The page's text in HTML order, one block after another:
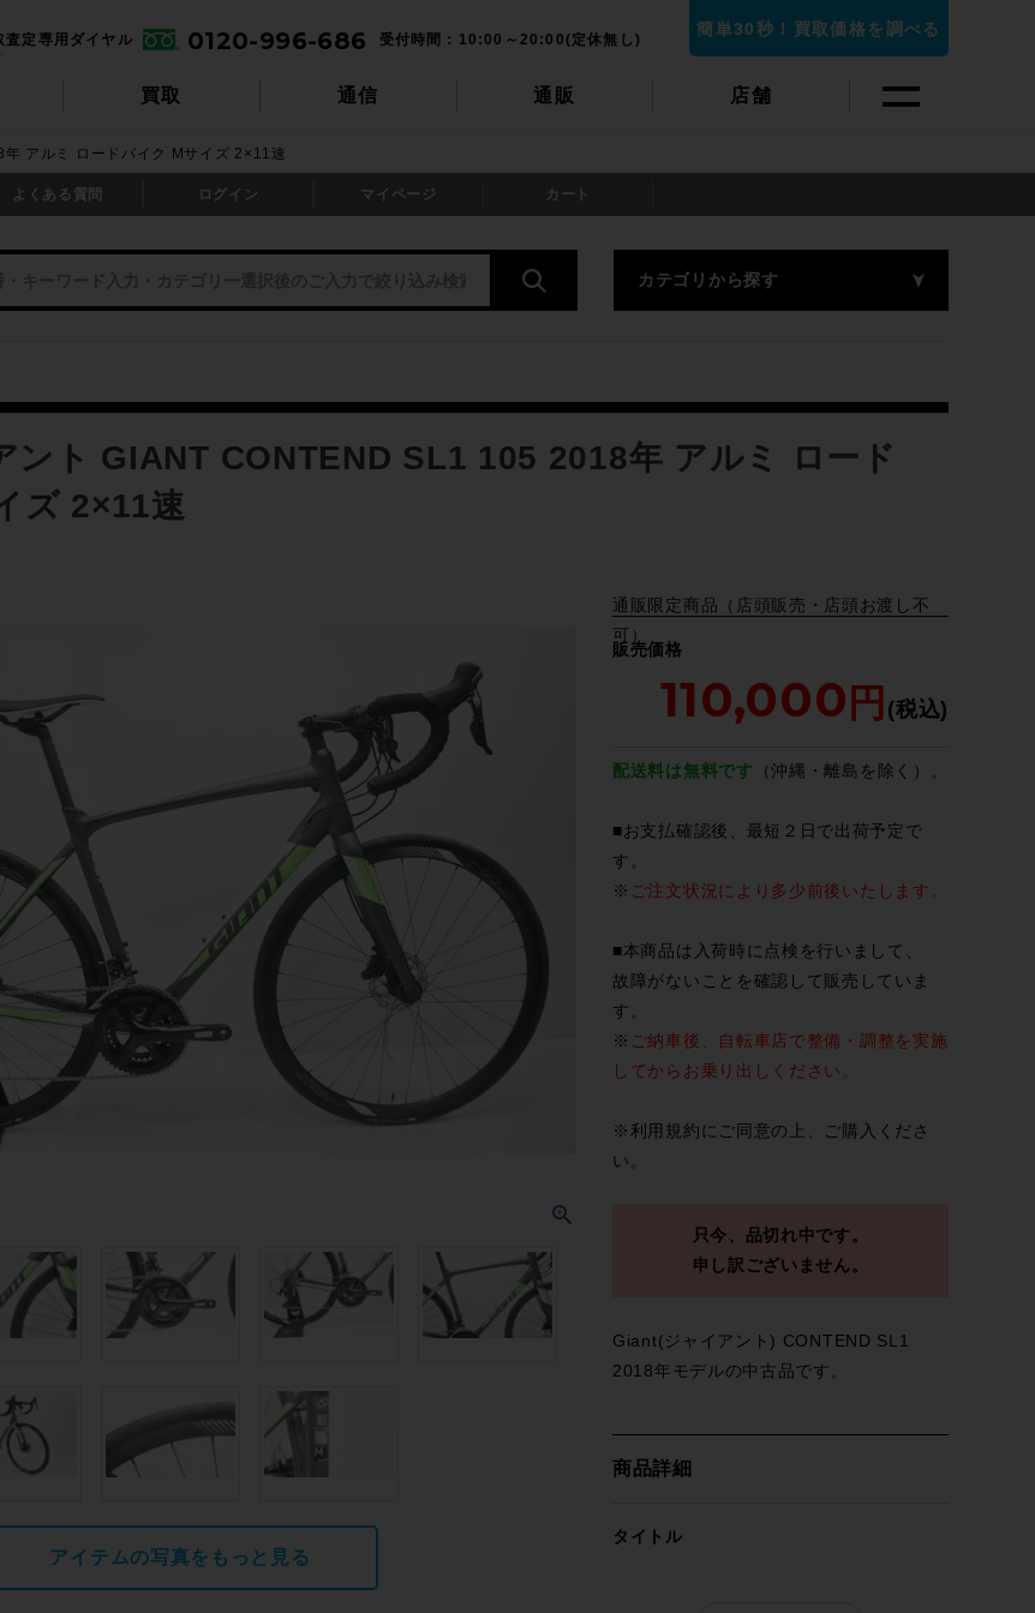
買取 通信 通販 店舗
査定専用ダイヤル 0120-996-686 受付時間：10:00～20:00(定休無し)
簡単30秒！買取価格を調べる
アルミ ロードバイク Mサイズ 2×11速
よくある質問 ログイン マイページ カート
カテゴリから探す
ト GIANT CONTEND SL1 105 2018年 アルミ ロード
ズ 2×11速
アイテムの写真をもっと見る
販売価格
110,000
通販限定商品（店頭販売・店頭お渡し不
可）
配送料は無料です （沖縄・離島を除く）。
■お支払確認後、最短２日で出荷予定で
す。
※ ご注文状況により多少前後いたします。
■本商品は入荷時に点検を行いまして、
故障がないことを確認して販売していま
す。
※ ご納車後、自転車店で整備・調整を実施
してからお乗り出しください。
※利用規約にご同意の上、ご購入くださ
い。
只今、品切れ中です。
申し訳ございません。
Giant(ジャイアント) CONTEND SL1
2018年モデルの中古品です。
商品詳細
タイトル